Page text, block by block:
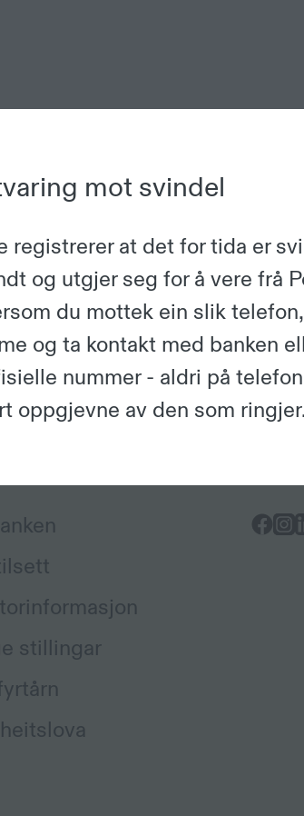
mot svindel
registrerer at det for tida er
og utgjer seg for å vere frå
du mottek ein slik
og ta kontakt med banken
nummer - aldri på
oppgjevne av den som
stillingar